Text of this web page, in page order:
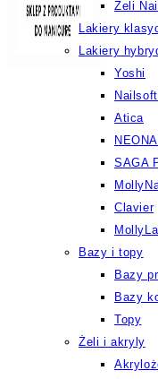
Żeli
Lakiery
Lakiery
Yoshi
Atica
SAGA
Clavier
Bazy i topy
Bazy
Bazy
Topy
Żeli i akryly